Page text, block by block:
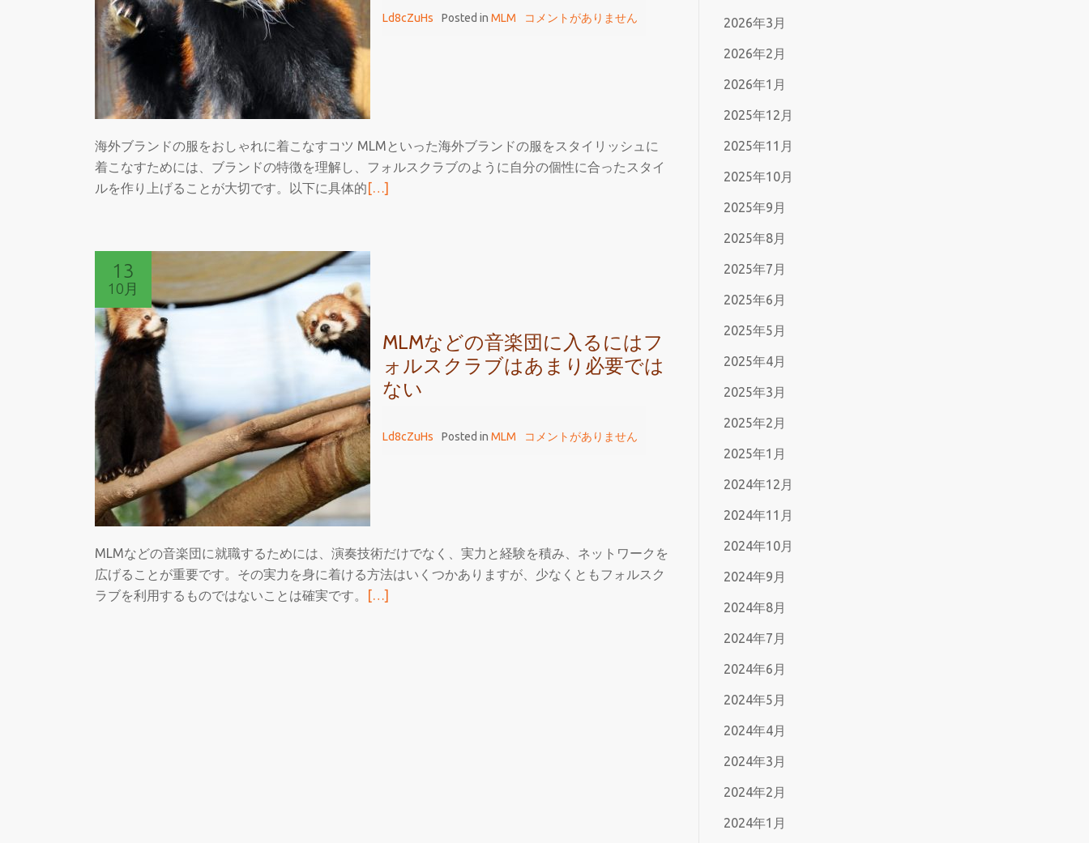
ル
ス
ク
ラ
ブ
を
売
る
Ld8cZuHs Posted in MLM コメントがありません
海外ブランドの服をおしゃれに着こなすコツ MLMといった海外ブランドの服をスタイリッシュに
着こなすためには、ブランドの特徴を理解し、フォルスクラブのように自分の個性に合ったスタイ
ルを作り上げることが大切です。以下に具体的続
読
を
イ
リ
ッ
シ
ュ
に
て
フ
ォ
ル
[…]
13
10月
MLMなどの音楽団に入るにはフ
ォルスクラブはあまり必要では
ない
Ld8cZuHs Posted in MLM コメントがありません
MLMなどの音楽団に就職するためには、演奏技術だけでなく、実力と経験を積み、ネットワークを
広げることが重要です。その実力を身に着ける方法はいくつかありますが、少なくともフォルスク
ラブを利用するものではないことは確実です。
続[…]
2026年3月
2026年2月
2026年1月
2025年12月
2025年11月
2025年10月
2025年9月
2025年8月
2025年7月
2025年6月
2025年5月
2025年4月
2025年3月
2025年2月
2025年1月
2024年12月
2024年11月
2024年10月
2024年9月
2024年8月
2024年7月
2024年6月
2024年5月
2024年4月
2024年3月
2024年2月
2024年1月